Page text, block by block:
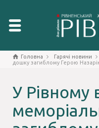
Головна Гарячі новини
дошку загиблому Герою
У Рівному